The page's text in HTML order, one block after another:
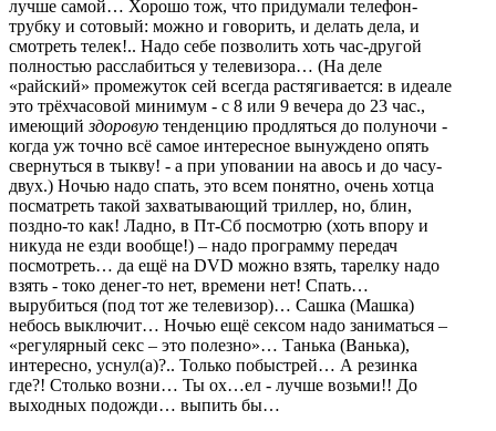
лучше самой… Хорошо тож, что придумали телефон-
трубку и сотовый: можно и говорить, и делать дела, и
смотреть телек!.. Надо себе позволить хоть час-другой
полностью расслабиться у телевизора… (На деле
«райский» промежуток сей всегда растягивается: в идеале
это трёхчасовой минимум - с 8 или 9 вечера до 23 час.,
имеющийздоровую тенденцию продляться до полуночи -
когда уж точно всё самое интересное вынуждено опять
свернуться в тыкву! - а при уповании на авось и до часу-
двух.) Ночью надо спать, это всем понятно, очень хотца
посматреть такой захватывающий триллер, но, блин,
поздно-то как! Ладно, в Пт-Сб посмотрю (хоть впору и
никуда не езди вообще!) – надо программу передач
посмотреть… да ещё на DVD можно взять, тарелку надо
взять - токо денег-то нет, времени нет! Спать…
вырубиться (под тот же телевизор)… Сашка (Машка)
небось выключит… Ночью ещё сексом надо заниматься –
«регулярный секс – это полезно»… Танька (Ванька),
интересно, уснул(а)?.. Только побыстрей… А резинка
где?! Столько возни… Ты ох…ел - лучше возьми!! До
выходных подожди… выпить бы…